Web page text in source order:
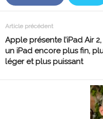
Article précédent
Apple présente l’iPad Air 2,
un iPad encore plus fin,
léger et plus puissant